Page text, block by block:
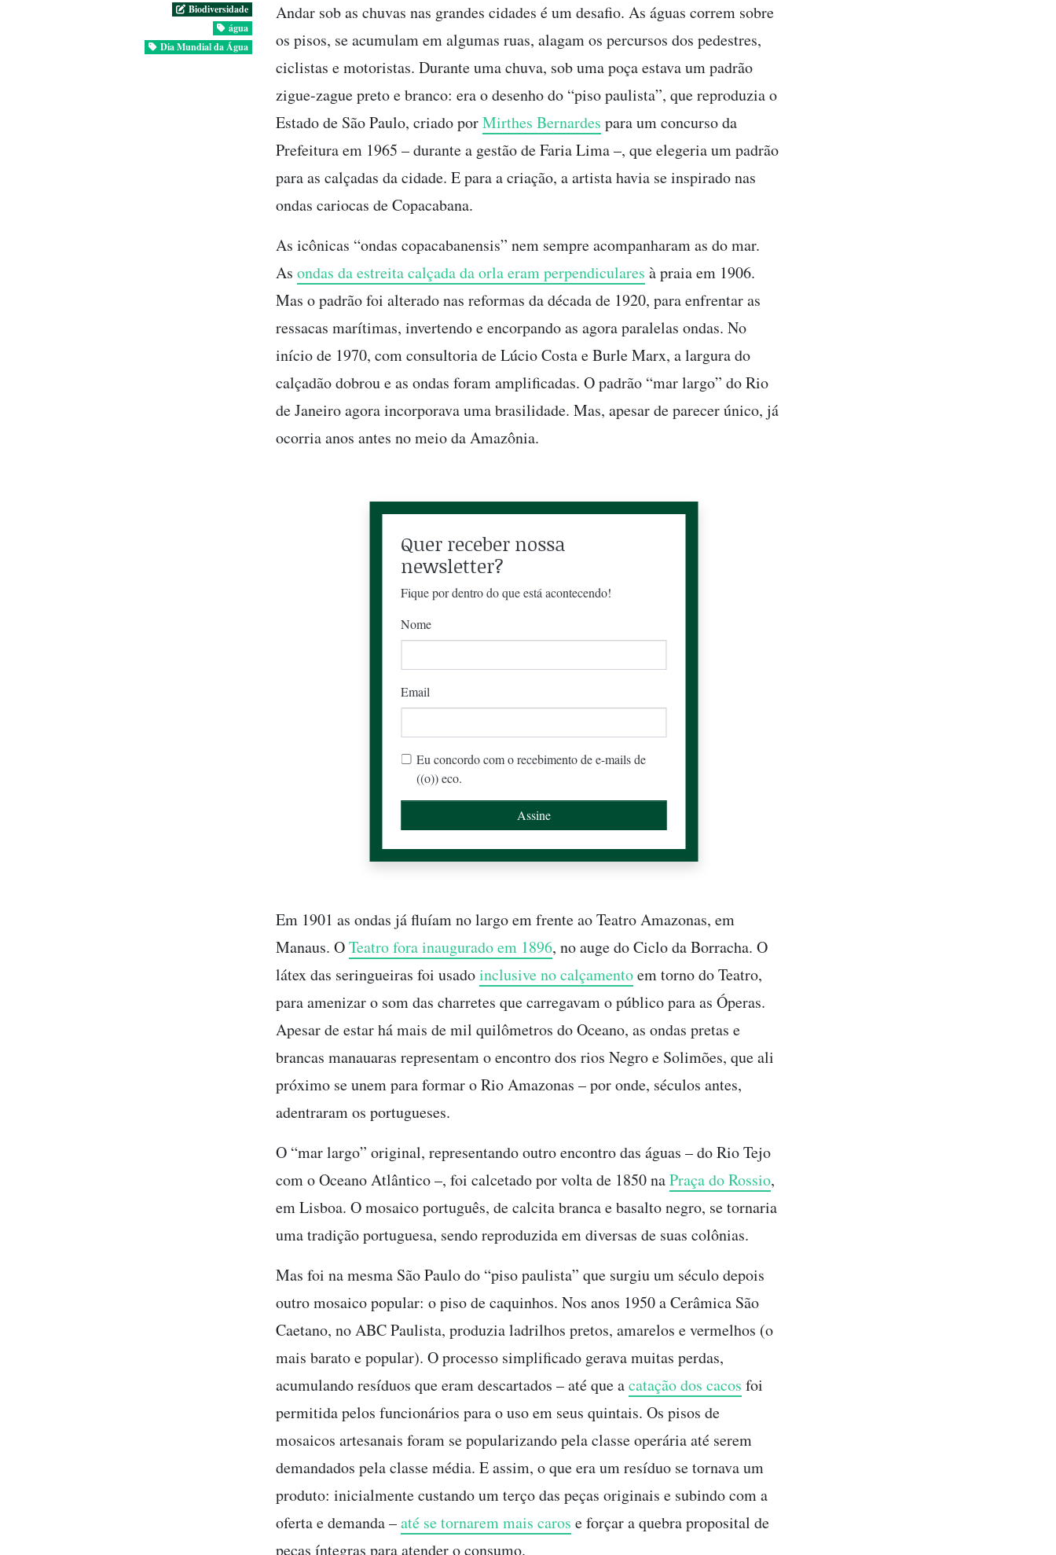
Biodiversidade
água
Dia Mundial da Água
Andar sob as chuvas nas grandes cidades é um desafio. As águas correm sobre
os pisos, se acumulam em algumas ruas, alagam os percursos dos pedestres,
ciclistas e motoristas. Durante uma chuva, sob uma poça estava um padrão
zigue-zague preto e branco: era o desenho do “piso paulista”, que reproduzia o
Estado de São Paulo, criado porMirthes Bernardes para um concurso da
Prefeitura em 1965 – durante a gestão de Faria Lima –, que elegeria um padrão
para as calçadas da cidade. E para a criação, a artista havia se inspirado nas
ondas cariocas de Copacabana.
As icônicas “ondas copacabanensis” nem sempre acompanharam as do mar.
As ondas da estreita calçada da orla eram perpendiculares à praia em 1906.
Mas o padrão foi alterado nas reformas da década de 1920, para enfrentar as
ressacas marítimas, invertendo e encorpando as agora paralelas ondas. No
início de 1970, com consultoria de Lúcio Costa e Burle Marx, a largura do
calçadão dobrou e as ondas foram amplificadas. O padrão “mar largo” do Rio
de Janeiro agora incorporava uma brasilidade. Mas, apesar de parecer único, já
ocorria anos antes no meio da Amazônia.
Quer receber nossa
newsletter?
Fique por dentro do que está acontecendo!
Nome
Email
Eu concordo com o recebimento de e-mails de
((o)) eco.
Em 1901 as ondas já fluíam no largo em frente ao Teatro Amazonas, em
Manaus. OTeatro fora inaugurado em 1896, no auge do Ciclo da Borracha. O
látex das seringueiras foi usadoinclusive no calçamentoem torno do Teatro,
para amenizar o som das charretes que carregavam o público para as Óperas.
Apesar de estar há mais de mil quilômetros do Oceano, as ondas pretas e
brancas manauaras representam o encontro dos rios Negro e Solimões, que ali
próximo se unem para formar o Rio Amazonas – por onde, séculos antes,
adentraram os portugueses.
O “mar largo” original, representando outro encontro das águas – do Rio Tejo
com o Oceano Atlântico –, foi calcetado por volta de 1850 naPraça do Rossio,
em Lisboa. O mosaico português, de calcita branca e basalto negro, se tornaria
uma tradição portuguesa, sendo reproduzida em diversas de suas colônias.
Mas foi na mesma São Paulo do “piso paulista” que surgiu um século depois
outro mosaico popular: o piso de caquinhos. Nos anos 1950 a Cerâmica São
Caetano, no ABC Paulista, produzia ladrilhos pretos, amarelos e vermelhos (o
mais barato e popular). O processo simplificado gerava muitas perdas,
acumulando resíduos que eram descartados – até que acatação dos cacos foi
permitida pelos funcionários para o uso em seus quintais. Os pisos de
mosaicos artesanais foram se popularizando pela classe operária até serem
demandados pela classe média. E assim, o que era um resíduo se tornava um
produto: inicialmente custando um terço das peças originais e subindo com a
oferta e demanda –até se tornarem mais caros e forçar a quebra proposital de
peças íntegras para atender o consumo.